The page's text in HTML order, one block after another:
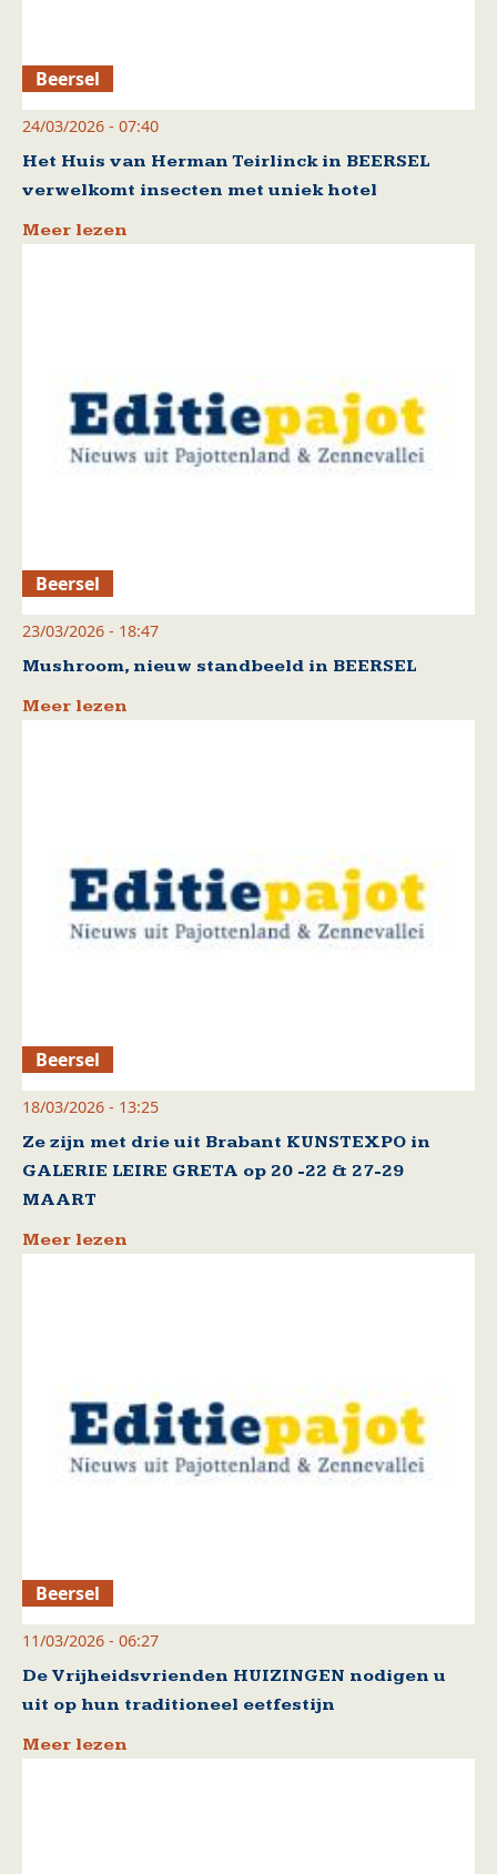
Beersel
24/03/2026 - 07:40
Het Huis van Herman Teirlinck in BEERSEL
verwelkomt insecten met uniek hotel
Meer lezen
Beersel
23/03/2026 - 18:47
Mushroom, nieuw standbeeld in BEERSEL
Meer lezen
Beersel
18/03/2026 - 13:25
Ze zijn met drie uit Brabant KUNSTEXPO in
GALERIE LEIRE GRETA op 20 -22 & 27-29
MAART
Meer lezen
Beersel
11/03/2026 - 06:27
De Vrijheidsvrienden HUIZINGEN nodigen u
uit op hun traditioneel eetfestijn
Meer lezen